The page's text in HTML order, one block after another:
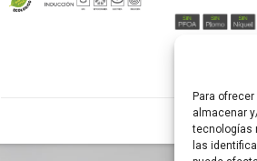
Para
almacenar
tecnologías
las